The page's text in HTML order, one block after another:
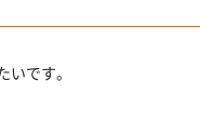
です。